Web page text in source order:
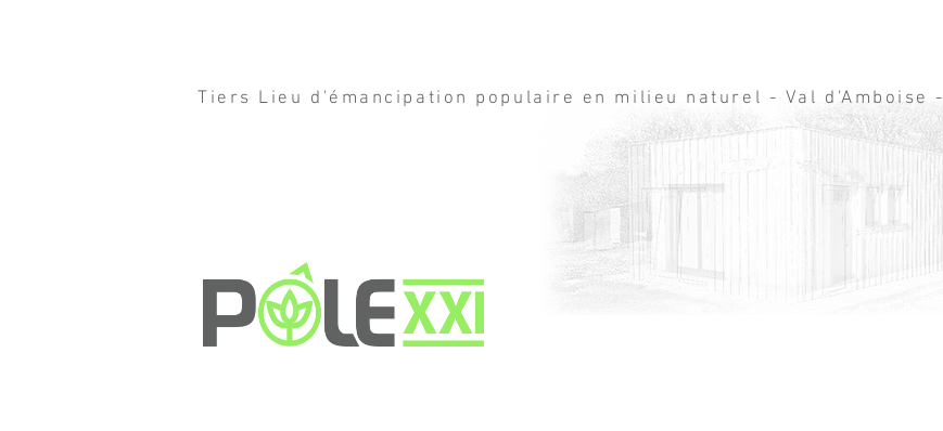
Tiers Lieu d'émancipation populaire en milieu naturel - Val d'Amboise -